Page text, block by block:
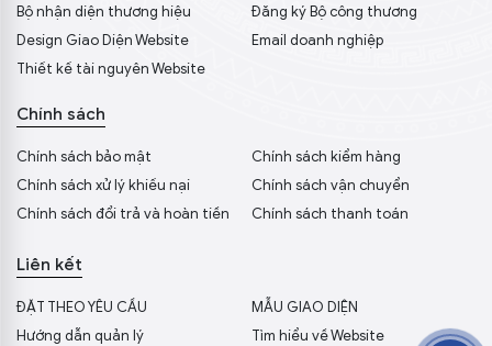
Bộ nhận diện thương hiệu
Đăng ký Bộ công thương
Design Giao Diện Website
Email doanh nghiệp
Thiết kế tài nguyên Website
Chính sách
Chính sách bảo mật
Chính sách kiểm hàng
Chính sách xử lý khiếu nại
Chính sách vận chuyển
Chính sách đổi trả và hoàn tiền
Chính sách thanh toán
Liên kết
ĐẶT THEO YÊU CẦU
MẪU GIAO DIỆN
Hướng dẫn quản lý
Tìm hiểu về Website